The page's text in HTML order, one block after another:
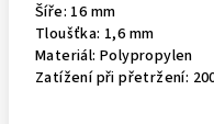
Šíře: 16 mm
Tloušťka: 1,6 mm
Materiál:Polypropylen
Zatížení při přetržení: